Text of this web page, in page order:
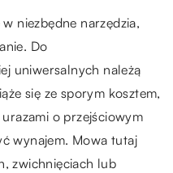
niezbędne narzędzia,
Do
uniwersalnych należą
się ze sporym kosztem,
o przejściowym
wynajem. Mowa tutaj
zwichnięciach lub